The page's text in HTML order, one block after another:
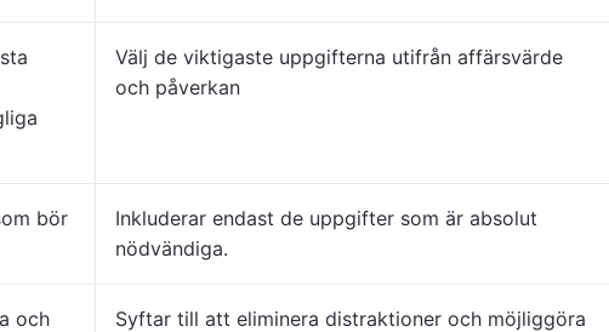
Välj de viktigaste uppgifterna utifrån affärsvärde
och påverkan
bör
Inkluderar endast de uppgifter som är absolut
nödvändiga.
och
Syftar till att eliminera distraktioner och möjliggöra